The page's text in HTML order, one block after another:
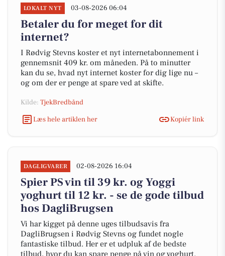
LOKALT NYT 03-08-2026 06:04
Betaler du for meget for dit
internet?
I Rødvig Stevns koster et nyt internetabonnement i
gennemsnit 409 kr. om måneden. På to minutter
kan du se, hvad nyt internet koster for dig lige nu –
og om der er penge at spare ved at skifte.
Kilde: TjekBredbånd
Læs hele artiklen her
Kopiér link
DAGLIGVARER 02-08-2026 16:04
Spier PS vin til 39 kr. og Yoggi
yoghurt til 12 kr. - se de gode tilbud
hos DagliBrugsen
Vi har kigget på denne uges tilbudsavis fra
DagliBrugsen i Rødvig Stevns og fundet nogle
fantastiske tilbud. Her er et udpluk af de bedste
tilbud, hvor du kan spare penge på vin og yoghurt.